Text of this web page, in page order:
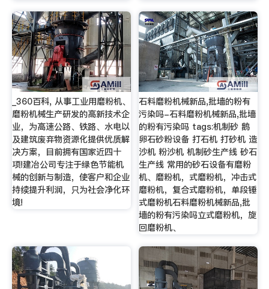
_360百科, 从事工业用磨粉机、
磨粉机械生产研发的高新技术企
业，为高速公路、铁路、水电以
及建筑废弃物资源化提供优质解
决方案，目前拥有国家近四十
项!建冶公司专注于绿色节能机
械的创新与制造，使客户和企业
持续提升利润，只为社会净化环
境!
石料磨粉机械新品,批墙的粉有
污染吗-石料磨粉机械新品,批墙
的粉有污染吗 tags:机制砂 鹅
卵石砂粉设备 打石机 打砂机 造
沙机 粉沙机 机制砂生产线 砂石
生产线 常用的砂石设备有磨粉
机、磨粉机，式磨粉机，冲击式
磨粉机，复合式磨粉机，单段锤
式磨粉机石料磨粉机械新品,批
墙的粉有污染吗立式磨粉机，旋
回磨粉机、